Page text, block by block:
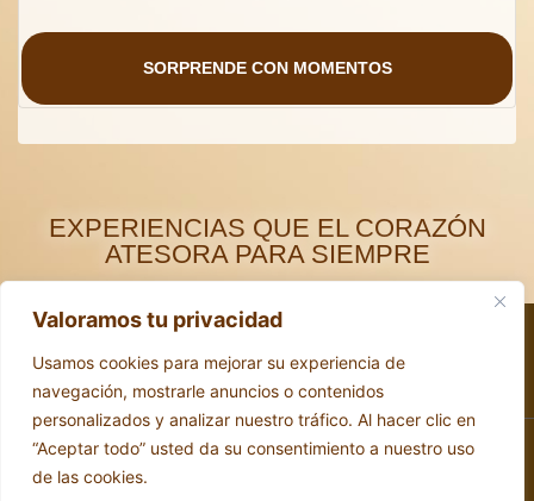
Valoramos tu privacidad
Usamos cookies para mejorar su experiencia de
navegación, mostrarle anuncios o contenidos
personalizados y analizar nuestro tráfico. Al hacer clic en
“Aceptar todo” usted da su consentimiento a nuestro uso
de las cookies.
EXPERIENCIAS QUE EL CORAZÓN
ATESORA PARA SIEMPRE
SORPRENDE CON MOMENTOS
remenetxe@remenetxe.com
Erabilerraztasuna Lege-oharra Cookie politikak
FR
EN